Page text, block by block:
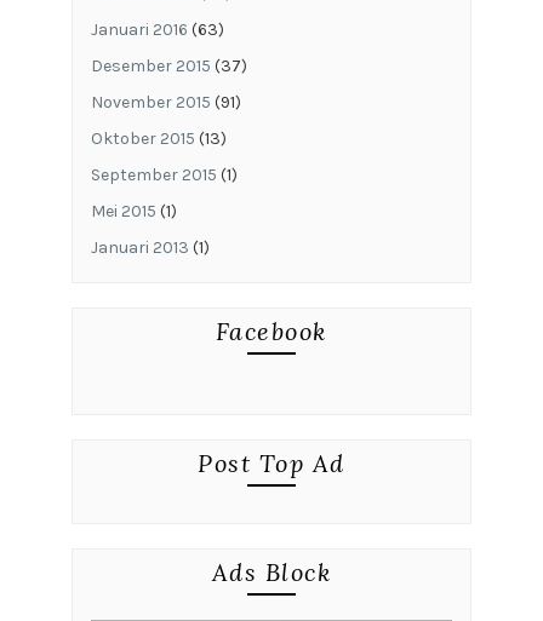
Januari 2016 (63)
Desember 2015 (37)
November 2015 (91)
Oktober 2015 (13)
September 2015 (1)
Mei 2015 (1)
Januari 2013 (1)
Facebook
Post Top Ad
Ads Block